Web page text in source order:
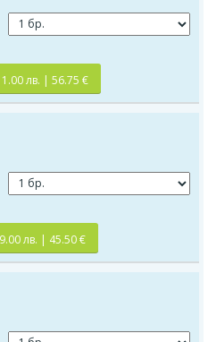
лв. | 56.75 €
лв. | 45.50 €